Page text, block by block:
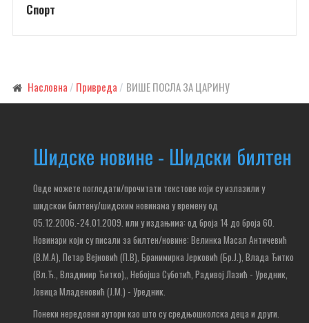
Спорт
Насловна Привреда ВИШЕ ПОСЛА ЗА ЦАРИНУ
Шидске новине - Шидски билтен
Овде можете погледати/прочитати текстове који су излазили у
шидском билтену/шидским новинама у времену од
05.12.2006.-24.01.2009. или у издањима: од броја 14 до броја 60.
Новинари који су писали за билтен/новине: Велинка Масал Античевић
(В.М.А), Петар Вејновић (П.В), Бранимирка Јерковић (Бр.Ј.), Влада Ђитко
(Вл.Ђ., Владимир Ђитко), , Небојша Суботић, Радивој Лазић - Уредник,
Јовица Младеновић (Ј.М.) - Уредник.
Понеки нередовни аутори као што су средњошколска деца и други.